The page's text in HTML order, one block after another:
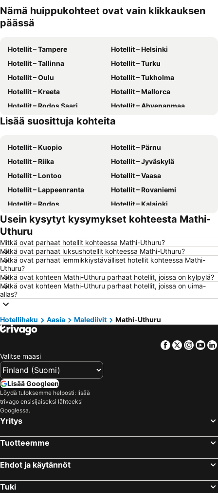
Nämä huippukohteet ovat vain klikkauksen
päässä
Hotellit – Tampere
Hotellit – Helsinki
Hotellit – Tallinna
Hotellit – Turku
Hotellit – Oulu
Hotellit – Tukholma
Hotellit – Kreeta
Hotellit – Mallorca
Hotellit – Rodos Saari
Hotellit – Ahvenanmaa
Hotellit – Suomi
Hotellit – Gran Canaria
Lisää suosittuja kohteita
Hotellit – Kuopio
Hotellit – Pärnu
Hotellit – Riika
Hotellit – Jyväskylä
Hotellit – Lontoo
Hotellit – Vaasa
Hotellit – Lappeenranta
Hotellit – Rovaniemi
Hotellit – Rodos
Hotellit – Kalajoki
Hotellit – Alanya
Hotellit – Joensuu
Hotellit – Fuengirola
Hotellit – Savonlinna
Hotellit – Gdańsk
Hotellit – Lahti
Hotellit – Hämeenlinna
Hotellit – Seinäjoki
Hotellit – Kreikka
Hotellit – Malta
Hotellit – Aurinkorannikko
Hotellit – Teneriffa
Hotellit – Phuket
Hotellit – Koh Lanta
Hotellit – Santorini Saari
Hotellit – Koh Samui
Hotellit – Kos Saari
Hotellit – Lofoten
Hotellit – Ylläs
Hotellit – Kroatia
Usein kysytyt kysymykset kohteesta Mathi-
Uthuru
Mitkä ovat parhaat hotellit kohteessa Mathi-Uthuru?
Mitkä ovat parhaat luksushotellit kohteessa Mathi-Uthuru?
Mitkä ovat parhaat lemmikkiystävälliset hotellit kohteessa Mathi-
Uthuru?
Mitkä ovat kohteen Mathi-Uthuru parhaat hotellit, joissa on kylpylä?
Mitkä ovat kohteen Mathi-Uthuru parhaat hotellit, joissa on uima-
allas?
Hotellihaku Aasia Malediivit Mathi-Uthuru
Facebook
Twitter
Valitse maasi
Lisää Googleen
Löydä tuloksemme helposti: lisää
trivago ensisijaiseksi lähteeksi
Googlessa.
Yritys
Tuotteemme
Ehdot ja käytännöt
Tuki